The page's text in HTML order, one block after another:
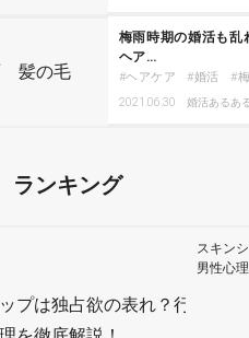
梅雨時期の婚活も乱
ヘア…
ヘアケア 婚活
2021.06.30 婚活あるあ
ランキング
スキン
男性心